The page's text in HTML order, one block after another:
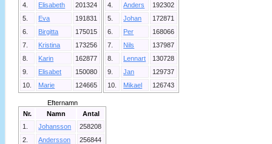
4.
Elisabeth
201324
5.
Eva
191831
6.
Birgitta
175015
7.
Kristina
173256
8.
Karin
162877
9.
Elisabet
150080
10.
Marie 124665
4.
Anders
192302
5.
Johan
172871
6.
Per
168066
7.
Nils
137987
8.
Lennart
130728
9.
Jan
129737
10.
Mikael 126743
Efternamn
Nr.
Namn
Antal
1.
Johansson
258208
2.
Andersson
256844